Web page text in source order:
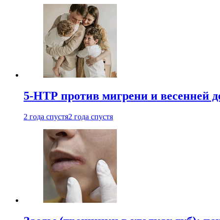
5-НТР против мигрени и весенней
2 года спустя2 года спустя